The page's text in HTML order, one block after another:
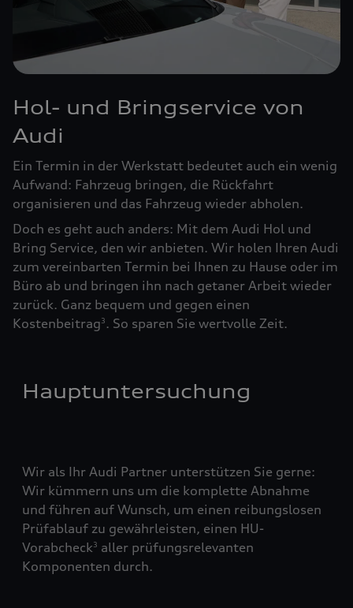
Hol- und Bringservice von
Audi
Ein Termin in der Werkstatt bedeutet auch ein wenig
Aufwand: Fahrzeug bringen, die Rückfahrt
organisieren und das Fahrzeug wieder abholen.
Doch es geht auch anders: Mit dem Audi Hol und
Bring Service, den wir anbieten. Wir holen Ihren Audi
zum vereinbarten Termin bei Ihnen zu Hause oder im
Büro ab und bringen ihn nach getaner Arbeit wieder
zurück. Ganz bequem und gegen einen
Kostenbeitrag3. So sparen Sie wertvolle Zeit.
Hauptuntersuchung
Wir als Ihr Audi Partner unterstützen Sie gerne:
Wir kümmern uns um die komplette Abnahme
und führen auf Wunsch, um einen reibungslosen
Prüfablauf zu gewährleisten, einen HU-
Vorabcheck3 aller prüfungsrelevanten
Komponenten durch.